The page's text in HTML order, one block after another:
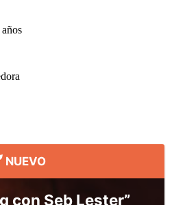
NUEVO
con Seb Lester”